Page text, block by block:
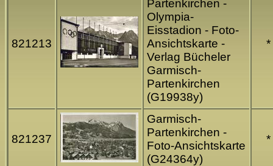
821213
Partenkirchen -
Olympia-
Eisstadion - Foto-
Ansichtskarte -
Verlag Bücheler
Garmisch-
Partenkirchen
(G19938y)
*
821237
Garmisch-
Partenkirchen -
Foto-Ansichtskarte
(G24364y)
*